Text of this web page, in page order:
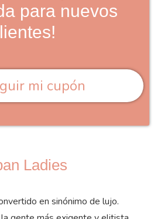
para nuevos
mi cupón
Ladies
en sinónimo de lujo.